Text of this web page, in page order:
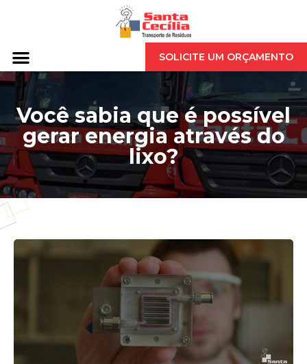
SOLICITE UM ORÇAMENTO
Você sabia que é possível
gerar energia através do
lixo?